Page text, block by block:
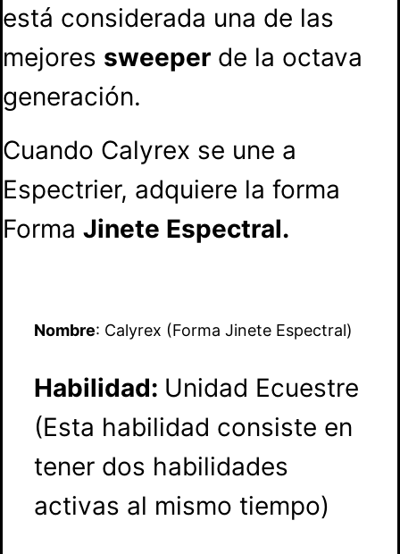
está considerada una de las
mejores sweeper de la octava
generación.
Cuando Calyrex se une a
Espectrier, adquiere la forma
Forma Jinete Espectral.
Nombre: Calyrex (Forma Jinete Espectral)
Habilidad: Unidad Ecuestre
(Esta habilidad consiste en
tener dos habilidades
activas al mismo tiempo)